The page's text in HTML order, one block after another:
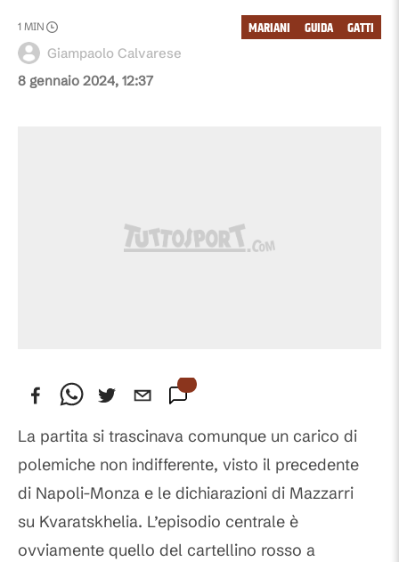
8 gennaio 2024, 12:37
Giampaolo Calvarese
1 MIN GATTI
GUIDA
MARIANI
La partita si trascinava comunque un carico di
polemiche non indifferente, visto il precedente
di Napoli-Monza e le dichiarazioni di Mazzarri
su Kvaratskhelia. L’episodio centrale è
ovviamente quello del cartellino rosso a